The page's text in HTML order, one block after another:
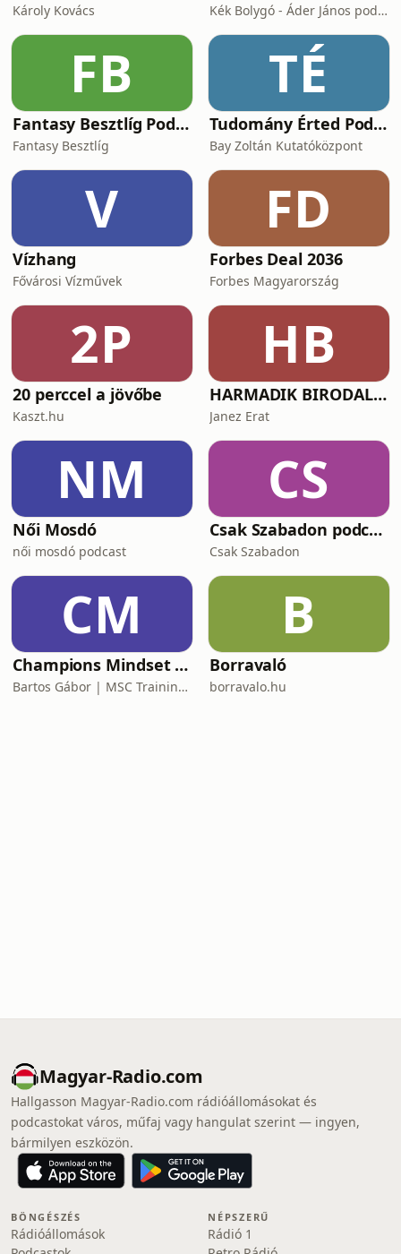
Károly Kovács Kék Bolygó - Áder János podcastja
FB
Fantasy Besztlíg Podcast
Fantasy Besztlíg
TÉ
Tudomány Érted Podcast
Bay Zoltán Kutatóközpont
V
Vízhang
Fővárosi Vízművek
FD
Forbes Deal 2036
Forbes Magyarország
2P
20 perccel a jövőbe
Kaszt.hu
HB
HARMADIK BIRODALOM – a nemzetiszocializmus története
Janez Erat
NM
Női Mosdó
női mosdó podcast
CS
Csak Szabadon podcast
Csak Szabadon
CM
Champions Mindset Podcast
Bartos Gábor | MSC Training Group
B
Borravaló
borravalo.hu
Magyar-Radio.com
Hallgasson Magyar-Radio.com rádióállomásokat és
podcastokat város, műfaj vagy hangulat szerint — ingyen,
bármilyen eszközön.
BÖNGÉSZÉS
Rádióállomások
NÉPSZERŰ
Rádió 1